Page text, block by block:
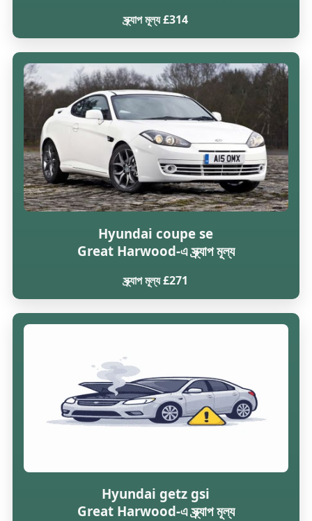
স্ক্র্যাপ মূল্য £314
Hyundai coupe se
Great Harwood-এ স্ক্র্যাপ মূল্য
স্ক্র্যাপ মূল্য £271
Hyundai getz gsi
Great Harwood-এ স্ক্র্যাপ মূল্য